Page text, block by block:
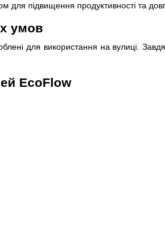
підвищення продуктивності та
умов
для використання на вулиці.
EcoFlow